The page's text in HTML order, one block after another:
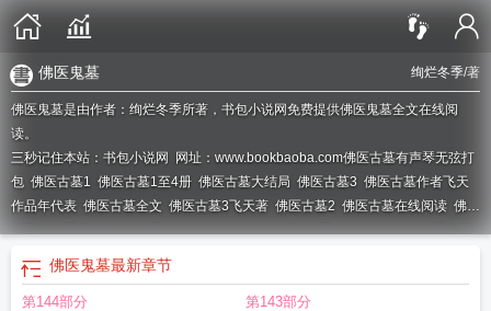
绚烂冬季/著
佛医鬼墓
佛医鬼墓是由作者：绚烂冬季所著，书包小说网免费提供佛医鬼墓全文在线阅
读。
三秒记住本站：书包小说网 网址：www.bookbaoba.com佛医古墓有声琴无弦打
包 佛医古墓1 佛医古墓1至4册 佛医古墓大结局 佛医古墓3 佛医古墓作者飞天
作品年代表 佛医古墓全文 佛医古墓3飞天著 佛医古墓2 佛医古墓在线阅读 佛医
古墓有声琴无弦百度佛医古墓讲了什么佛衣古墓佛医古墓讲的什么佛医古墓
佛医古墓4 佛医古墓好看吗
全文免费阅读
医古墓这本书值得买吗
佛医鬼墓最新章节
第144部分 第143部分